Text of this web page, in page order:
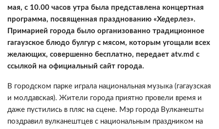
мая, с 10.00 часов утра была представлена концертная
программа, посвященная празднованию «Хедерлез».
Примарией города было организованно традиционное
гагаузское блюдо булгур с мясом, которым угощали всех
желающих, совершенно бесплатно, передает atv.md с
ссылкой на официальный сайт города.
В городском парке играла национальная музыка (гагаузская
и молдавская). Жители города приятно провели время и
даже пустились в пляс на сцене. Мэр города Вулканешты
поздравил вулканештцев с национальным праздником на